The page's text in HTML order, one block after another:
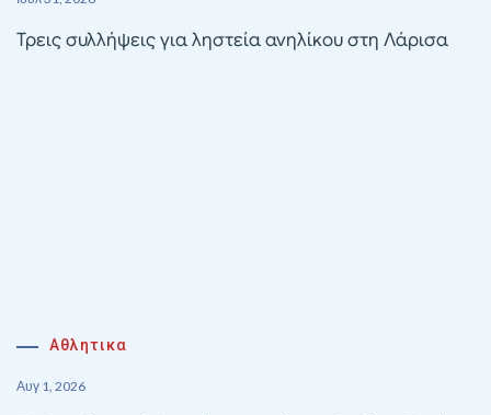
Τρεις συλλήψεις για ληστεία ανηλίκου στη Λάρισα
Αθλητικα
Αυγ 1, 2026